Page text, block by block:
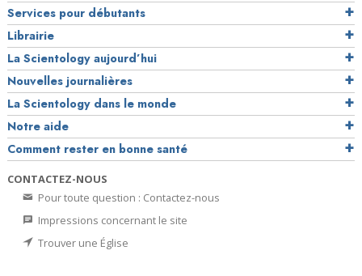
Services pour débutants
Librairie
La Scientology aujourd’hui
Nouvelles journalières
La Scientology dans le monde
Notre aide
Comment rester en bonne santé
CONTACTEZ-NOUS
Pour toute question : Contactez-nous
Impressions concernant le site
Trouver une Église